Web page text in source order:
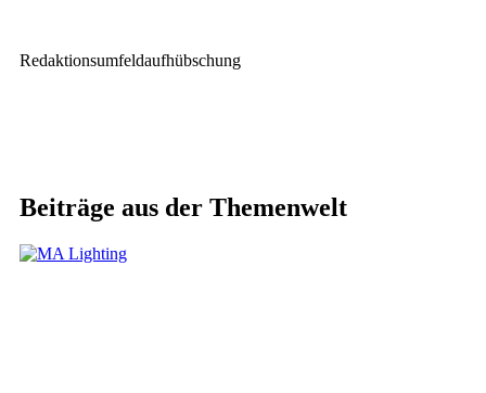
Redaktionsumfeldaufhübschung
Beiträge aus der Themenwelt